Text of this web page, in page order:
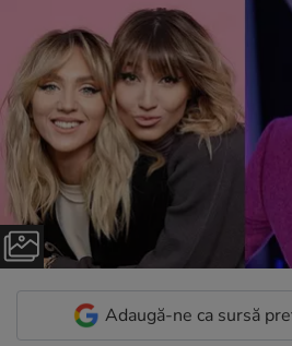
Adaugă-ne ca sursă